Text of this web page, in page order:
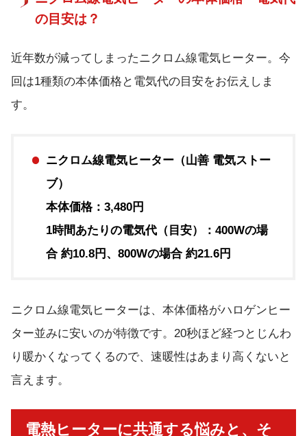
の目安は？
近年数が減ってしまったニクロム線電気ヒーター。今
回は1種類の本体価格と電気代の目安をお伝えしま
す。
ニクロム線電気ヒーター（山善 電気ストー
ブ）
本体価格：3,480円
1時間あたりの電気代（目安）：400Wの場
合 約10.8円、800Wの場合 約21.6円
ニクロム線電気ヒーターは、本体価格がハロゲンヒー
ター並みに安いのが特徴です。20秒ほど経つとじんわ
り暖かくなってくるので、速暖性はあまり高くないと
言えます。
電熱ヒーターに共通する悩みと、そ